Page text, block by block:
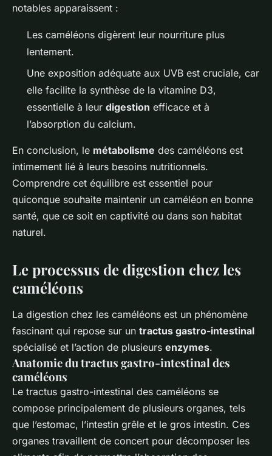
notables apparaissent :
Les caméléons digèrent leur nourriture plus
lentement.
Une exposition adéquate aux UVB est cruciale, car
elle facilite la synthèse de la vitamine D3,
essentielle à leur digestion efficace et à
l’absorption du calcium.
En conclusion, le métabolisme des caméléons est
intimement lié à leurs besoins nutritionnels.
Comprendre cet équilibre est essentiel pour
quiconque souhaite maintenir un caméléon en bonne
santé, que ce soit en captivité ou dans son habitat
naturel.
Le processus de digestion chez les
caméléons
La digestion chez les caméléons est un phénomène
fascinant qui repose sur un tractus gastro-intestinal
spécialisé et l’action de plusieurs enzymes.
Anatomie du tractus gastro-intestinal des
caméléons
Le tractus gastro-intestinal des caméléons se
compose principalement de plusieurs organes, tels
que l’estomac, l’intestin grêle et le gros intestin. Ces
organes travaillent de concert pour décomposer les